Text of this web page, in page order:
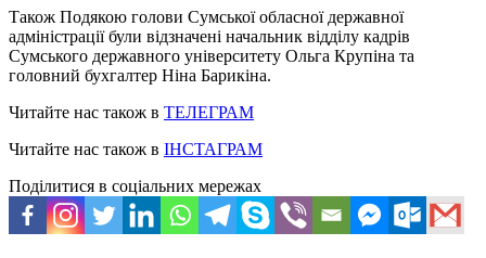
Також Подякою голови Сумської обласної державної
адміністрації були відзначені начальник відділу кадрів
Сумського державного університету Ольга Крупіна та
головний бухгалтер Ніна Барикіна.
Читайте нас також в ТЕЛЕГРАМ
Читайте нас також в ІНСТАГРАМ
Поділитися в соціальних мережах